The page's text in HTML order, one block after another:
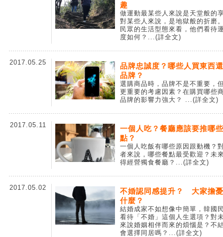
趣
做運動最某些人來說是天堂般的
對某些人來說，是地獄般的折磨
民眾的生活型態來看，他們看待
度如何？ ...(詳全文)
2017.05.25
品牌忠誠度？哪些人買東西
品牌？
選購商品時，品牌不是不重要，
更重要的考慮因素？在購買哪些
品牌的影響力強大？ ...(詳全文)
2017.05.11
一個人吃？餐廳應該要推哪
點？
一個人吃飯有哪些原因跟動機？
者來說，哪些餐點最受歡迎？未
得經營獨食餐廳？ ...(詳全文)
2017.05.02
不婚認同感提升？ 大家擔
什麼？
結婚成家不如想像中簡單，韓國
看待「不婚」這個人生選項？對
來說婚姻相伴而來的煩惱是？不
會選擇同居嗎？ ...(詳全文)